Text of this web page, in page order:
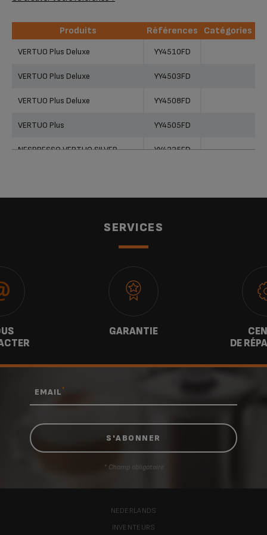
Produits Références
Catégories
Produits
VERTUO Plus Deluxe YY4510FD
VERTUO Plus Deluxe YY4503FD
VERTUO Plus Deluxe YY4508FD
VERTUO Plus YY4505FD
NESPRESSO VERTUO SILVER YY4325FD
NESPRESSO VERTUO BLACK YY4154FD
NESPRESSO VERTUO CREAM YY4151FD
SERVICES
GARANTIE
DE
EMAIL*
* Champ obligatoire
NEDERLANDS
INVENTEURS